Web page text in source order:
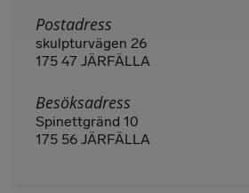
Postadress
skulpturvägen 26
175 47 JÄRFÄLLA
Besöksadress
Spinettgränd 10
175 56 JÄRFÄLLA